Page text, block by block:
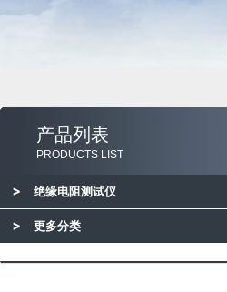
产品列表
PRODUCTS LIST
绝缘电阻测试仪
更多分类